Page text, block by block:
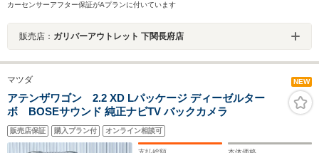
カーセンサーアフター保証がAプランに付いています
販売店： ガリバーアウトレット 下関長府店
マツダ NEW
アテンザワゴン 2.2 XD Lパッケージ ディーゼルター
ボ BOSEサウンド 純正ナビTV バックカメラ
販売店保証 購入プラン付 オンライン相談可